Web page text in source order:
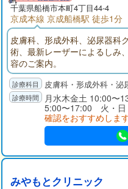
千葉県船橋市本町4丁目44-4
京成本線 京成船橋駅 徒歩1分
皮膚科、形成外科、泌尿器科
術、最新レーザーによるしみ
容のご案内。
皮膚科・形成外科・泌
月水木金土 10:00
5:00〜17:00 火・
確認をおすすめしま
みやもとクリニック